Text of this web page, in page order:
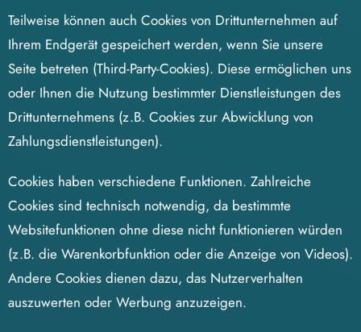
Teilweise können auch Cookies von Drittunternehmen auf
Ihrem Endgerät gespeichert werden, wenn Sie unsere
Seite betreten (Third-Party-Cookies). Diese ermöglichen uns
oder Ihnen die Nutzung bestimmter Dienstleistungen des
Drittunternehmens (z.B. Cookies zur Abwicklung von
Zahlungsdienstleistungen).
Cookies haben verschiedene Funktionen. Zahlreiche
Cookies sind technisch notwendig, da bestimmte
Websitefunktionen ohne diese nicht funktionieren würden
(z.B. die Warenkorbfunktion oder die Anzeige von Videos).
Andere Cookies dienen dazu, das Nutzerverhalten
auszuwerten oder Werbung anzuzeigen.